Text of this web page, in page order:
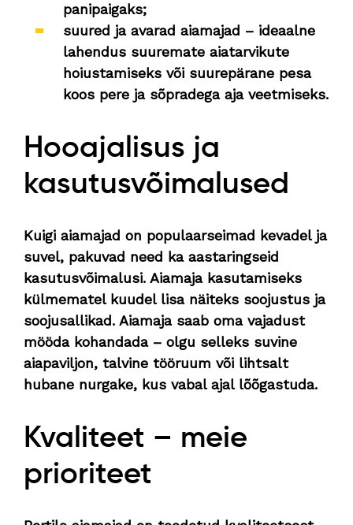
panipaigaks;
suured ja avarad aiamajad – ideaalne
lahendus suuremate aiatarvikute
hoiustamiseks või suurepärane pesa
koos pere ja sõpradega aja veetmiseks.
Hooajalisus ja
kasutusvõimalused
Kuigi aiamajad on populaarseimad kevadel ja
suvel, pakuvad need ka aastaringseid
kasutusvõimalusi. Aiamaja kasutamiseks
külmematel kuudel lisa näiteks soojustus ja
soojusallikad. Aiamaja saab oma vajadust
mööda kohandada – olgu selleks suvine
aiapaviljon, talvine tööruum või lihtsalt
hubane nurgake, kus vabal ajal lõõgastuda.
Kvaliteet – meie
prioriteet